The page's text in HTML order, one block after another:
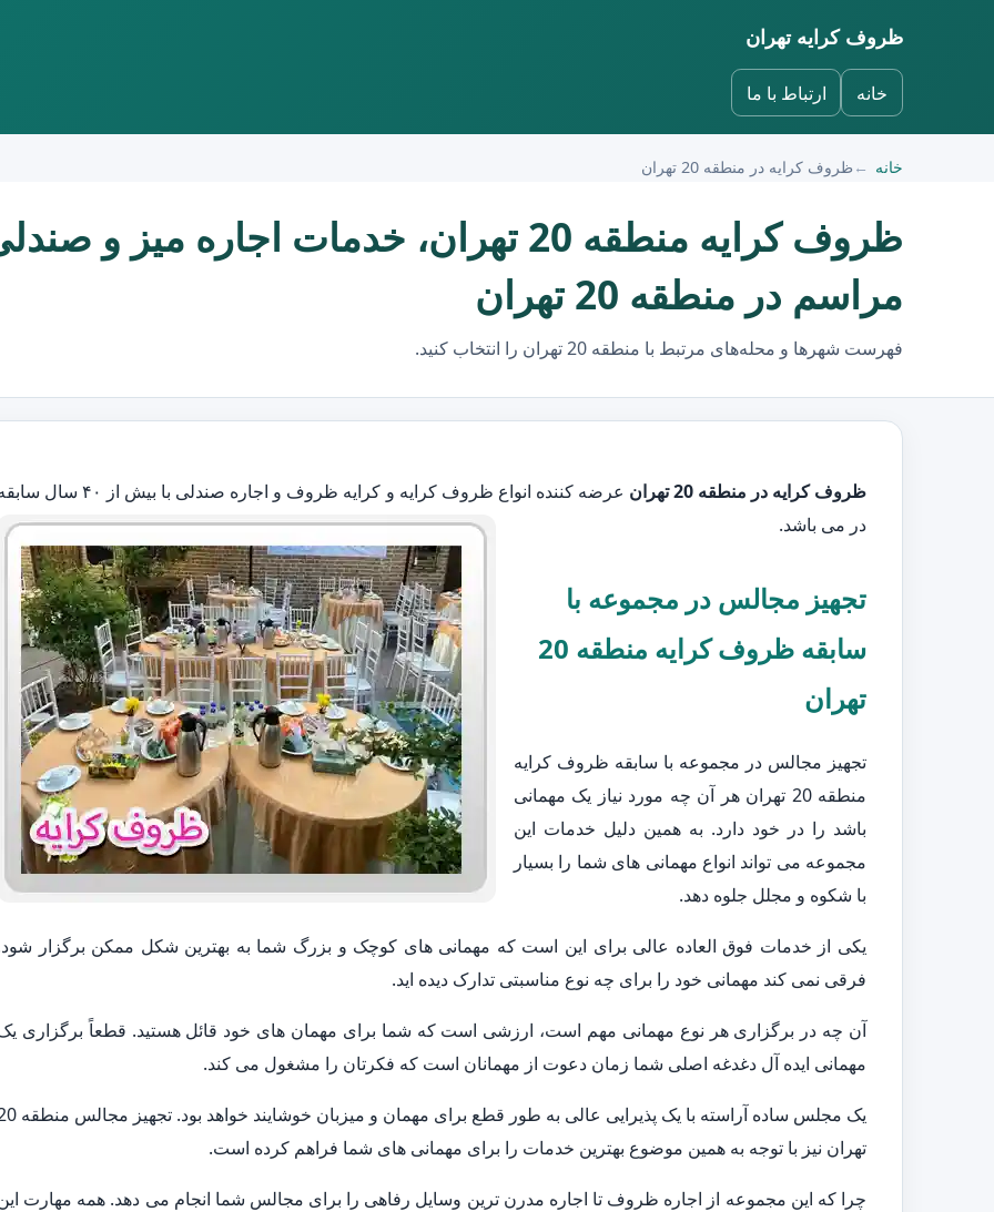
ظروف کرایه تهران
خانه ارتباط با ما
خانه ظروف کرایه در منطقه 20 تهران
ظروف کرایه منطقه 20 تهران، خدمات
مراسم در منطقه 20 تهران
فهرست شهرها و محله‌های مرتبط با منطقه 20 تهران را انتخاب کنید.
ظروف کرایه در منطقه 20 تهران
عرضه کننده انواع ظروف کرایه و کرایه ظروف و اجاره صندلی با بیش از ۴۰
در می باشد.
تجهیز مجالس در مجموعه با
سابقه ظروف کرایه منطقه 20
تهران
تجهیز مجالس در مجموعه با سابقه ظروف کرایه
منطقه 20 تهران هر آن چه مورد نیاز یک مهمانی
باشد را در خود دارد. به همین دلیل خدمات این
مجموعه می تواند انواع مهمانی های شما را بسیار
با شکوه و مجلل جلوه دهد.
یکی از خدمات فوق العاده عالی برای این است که مهمانی های کوچک و بزرگ شما به بهترین شکل ممکن برگزار
فرقی نمی کند مهمانی خود را برای چه نوع مناسبتی تدارک دیده اید.
آن چه در برگزاری هر نوع مهمانی مهم است، ارزشی است که شما برای مهمان های خود قائل هستید. قطعاً برگزاری
مهمانی ایده آل دغدغه اصلی شما زمان دعوت از مهمانان است که فکرتان را مشغول می کند.
یک مجلس ساده آراسته با یک پذیرایی عالی به طور قطع برای مهمان و میزبان
تهران نیز با توجه به همین موضوع بهترین خدمات را برای مهمانی های شما فراهم کرده است.
چرا که این مجموعه از اجاره ظروف تا اجاره مدرن ترین وسایل رفاهی را برای مجالس شما انجام می دهد. همه مهارت